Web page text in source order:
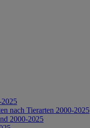
nach Tierarten 2000-2025
2000-2025